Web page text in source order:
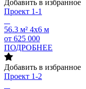
Добавить в избранное
Проект 1-1
56.3 м² 4х6 м
от 625 000
ПОДРОБНЕЕ
Добавить в избранное
Проект 1-2